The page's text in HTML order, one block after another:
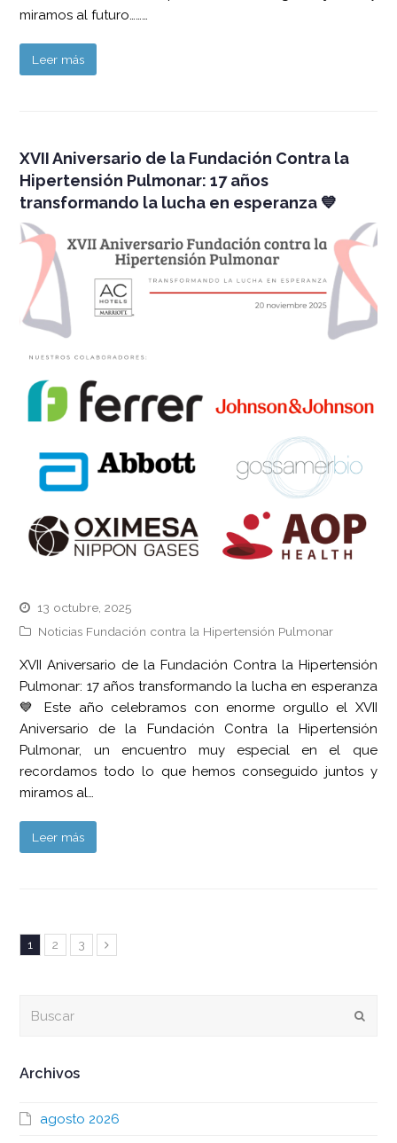
miramos al futuro………
Leer más
XVII Aniversario de la Fundación Contra la
Hipertensión Pulmonar: 17 años
transformando la lucha en esperanza 💙
13 octubre, 2025
Noticias Fundación contra la Hipertensión Pulmonar
XVII Aniversario de la Fundación Contra la Hipertensión
Pulmonar: 17 años transformando la lucha en esperanza
💙 Este año celebramos con enorme orgullo el XVII
Aniversario de la Fundación Contra la Hipertensión
Pulmonar, un encuentro muy especial en el que
recordamos todo lo que hemos conseguido juntos y
miramos al…
Leer más
Page
1 Page
2 Page
3 Siguiente
Archivos
agosto 2026